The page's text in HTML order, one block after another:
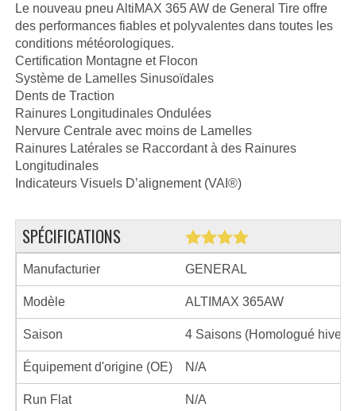
Le nouveau pneu AltiMAX 365 AW de General Tire offre
des performances fiables et polyvalentes dans toutes les
conditions météorologiques.
Certification Montagne et Flocon
Système de Lamelles Sinusoïdales
Dents de Traction
Rainures Longitudinales Ondulées
Nervure Centrale avec moins de Lamelles
Rainures Latérales se Raccordant à des Rainures
Longitudinales
Indicateurs Visuels D’alignement (VAI®)
SPÉCIFICATIONS
Manufacturier GENERAL
Modèle ALTIMAX 365AW
Saison 4 Saisons (Homologué hiver)
Équipement d'origine (OE) N/A
Run Flat N/A